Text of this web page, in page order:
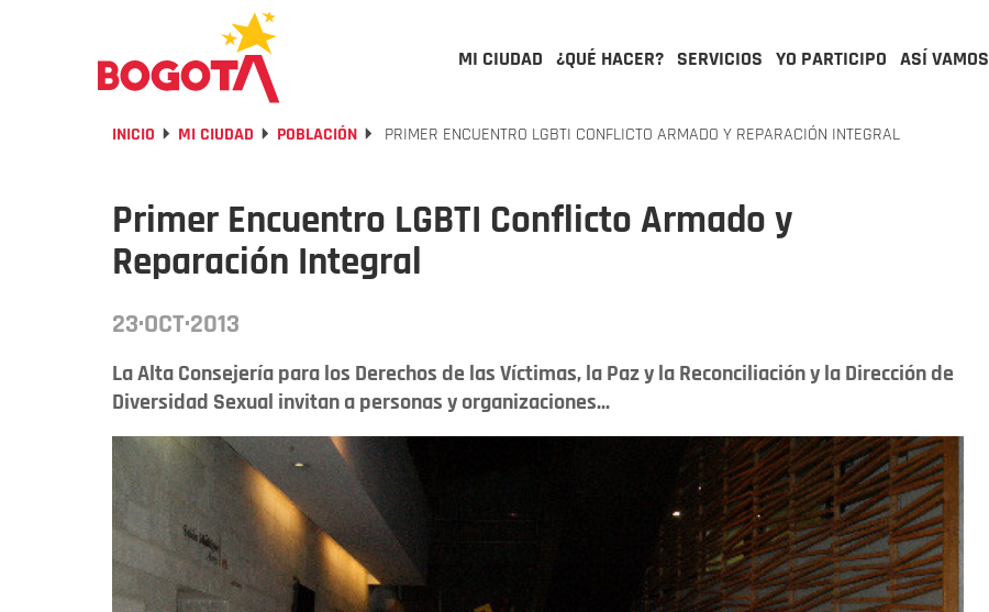
MI CIUDAD ¿QUÉ HACER? SERVICIOS YO PARTICIPO ASÍ VAMOS
INICIO MI CIUDAD POBLACIÓN PRIMER ENCUENTRO LGBTI CONFLICTO ARMADO Y REPARACIÓN INTEGRAL
Primer Encuentro LGBTI Conflicto Armado y
Reparación Integral
23·OCT·2013
La Alta Consejería para los Derechos de las Víctimas, la Paz y la Reconciliación y la Dirección de
Diversidad Sexual invitan a personas y organizaciones...